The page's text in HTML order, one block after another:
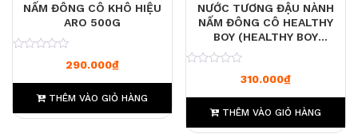
NẤM ĐÔNG CÔ KHÔ HIỆU
ARO 500G
290.000₫
THÊM VÀO GIỎ HÀNG
NƯỚC TƯƠNG ĐẬU NÀNH
NẤM ĐÔNG CÔ HEALTHY
BOY (HEALTHY BOY
MUSHROOM SOY
SAUCE) 2000ML
310.000₫
THÊM VÀO GIỎ HÀNG